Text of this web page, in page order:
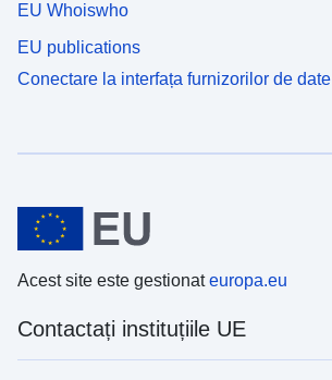
EU Whoiswho
EU publications
Conectare la interfața furnizorilor de date
Acest site este gestionateuropa.eu
Contactați instituțiile UE